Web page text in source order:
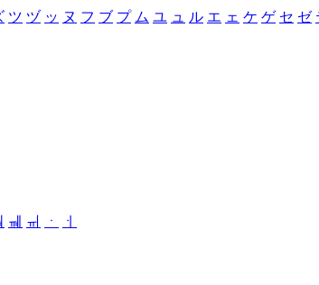
ツ ヅ ッ ヌ フ ブ プ ム ユ ュ ル エ ェ ケ ゲ セ ゼ
ㆋ ㆌ ㆍ
ㆎ